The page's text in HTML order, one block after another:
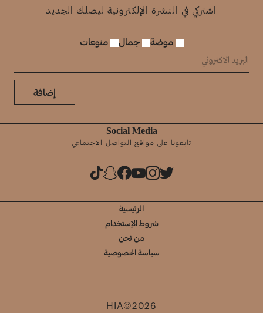
اشتركي في النشرة الإلكترونية ليصلك الجديد
موضة جمال منوعات
إضافة
Social Media
تابعونا على مواقع التواصل الاجتماعي
الرئيسية
شروط الإستخدام
من نحن
سياسة الخصوصية
HIA©2026